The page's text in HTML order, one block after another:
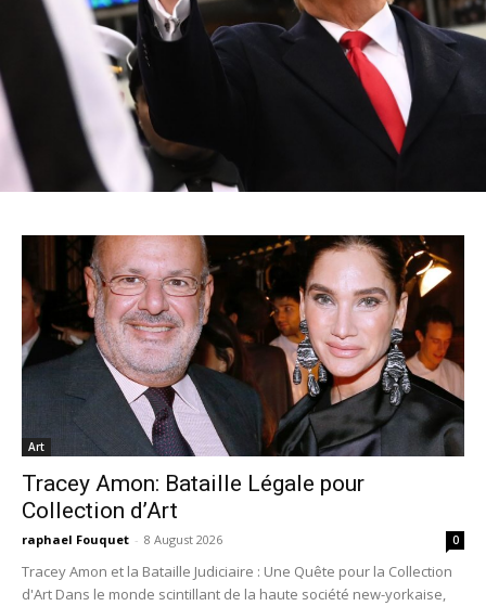
Art
Tracey Amon: Bataille Légale pour
Collection d’Art
raphael Fouquet - 8 August 2026 0
Tracey Amon et la Bataille Judiciaire : Une Quête pour la Collection
d'Art Dans le monde scintillant de la haute société new-yorkaise,